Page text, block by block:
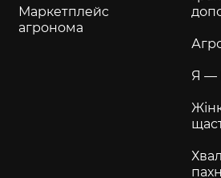
Маркетплейс
агронома
Я —